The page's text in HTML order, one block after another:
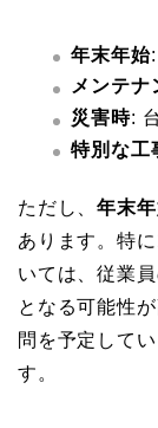
年末年始
メンテナ
災害時:
特別な工
ただし、年末
あります。特
いては、従業
となる可能性
問を予定してい
す。